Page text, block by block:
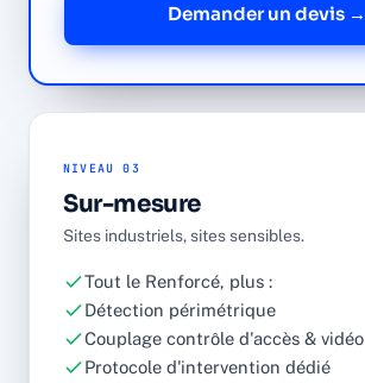
Demander un devis →
NIVEAU 03
Sur-mesure
Sites industriels, sites sensibles.
Tout le Renforcé, plus :
Détection périmétrique
Couplage contrôle d'accès & vidéo
Protocole d'intervention dédié